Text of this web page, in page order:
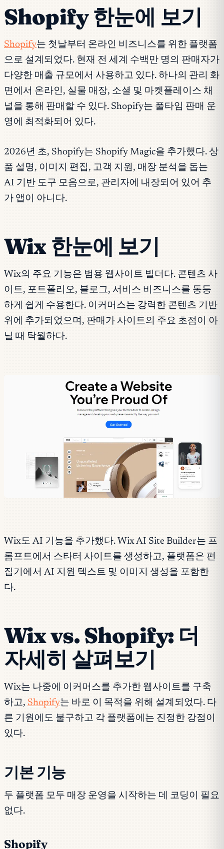
Shopify 한눈에 보기
Shopify는 첫날부터 온라인 비즈니스를 위한 플랫폼
으로 설계되었다. 현재 전 세계 수백만 명의 판매자가
다양한 매출 규모에서 사용하고 있다. 하나의 관리 화
면에서 온라인, 실물 매장, 소셜 및 마켓플레이스 채
널을 통해 판매할 수 있다. Shopify는 풀타임 판매 운
영에 최적화되어 있다.
2026년 초, Shopify는 Shopify Magic을 추가했다. 상
품 설명, 이미지 편집, 고객 지원, 매장 분석을 돕는
AI 기반 도구 모음으로, 관리자에 내장되어 있어 추
가 앱이 아니다.
Wix 한눈에 보기
Wix의 주요 기능은 범용 웹사이트 빌더다. 콘텐츠 사
이트, 포트폴리오, 블로그, 서비스 비즈니스를 동등
하게 쉽게 수용한다. 이커머스는 강력한 콘텐츠 기반
위에 추가되었으며, 판매가 사이트의 주요 초점이 아
닐 때 탁월하다.
Wix도 AI 기능을 추가했다. Wix AI Site Builder는 프
롬프트에서 스타터 사이트를 생성하고, 플랫폼은 편
집기에서 AI 지원 텍스트 및 이미지 생성을 포함한
다.
Wix vs. Shopify: 더
자세히 살펴보기
Wix는 나중에 이커머스를 추가한 웹사이트를 구축
하고, Shopify는 바로 이 목적을 위해 설계되었다. 다
른 기원에도 불구하고 각 플랫폼에는 진정한 강점이
있다.
기본 기능
두 플랫폼 모두 매장 운영을 시작하는 데 코딩이 필요
없다.
Shopify